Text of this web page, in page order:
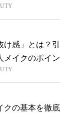
け感」とは？
メイクのポイ
クの基本を徹